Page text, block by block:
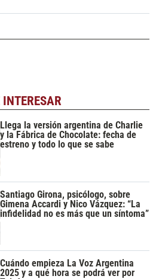
Llega la versión argentina de Charlie
y la Fábrica de Chocolate: fecha de
estreno y todo lo que se sabe
Santiago Girona, psicólogo, sobre
Gimena Accardi y Nico Vázquez: “La
infidelidad no es más que un síntoma”
Cuándo empieza La Voz Argentina
2025 y a qué hora se podrá ver por